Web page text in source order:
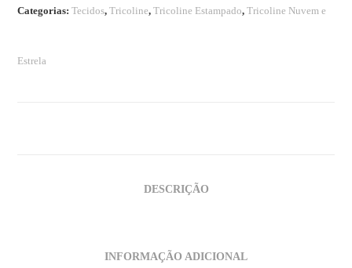
Categorias:Tecidos,Tricoline,Tricoline Estampado,Tricoline Nuvem e
Estrela
DESCRIÇÃO
INFORMAÇÃO ADICIONAL